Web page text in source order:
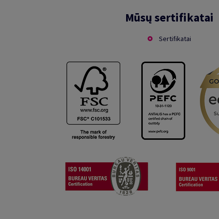
Mūsų sertifikatai
Sertifikatai